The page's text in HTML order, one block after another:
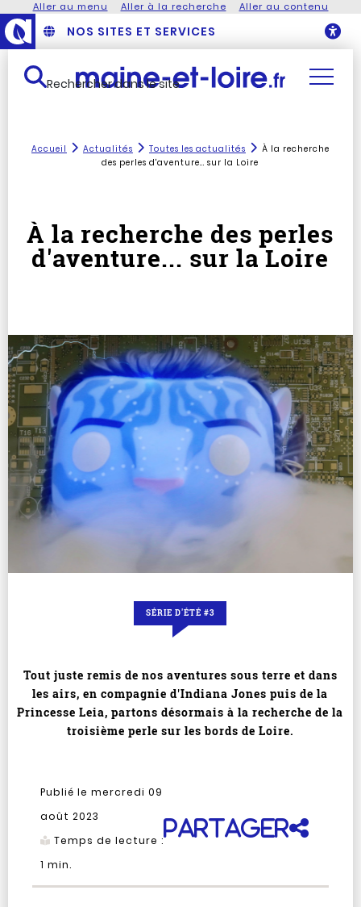
Aller au menu Aller à la recherche Aller au contenu
NOS SITES ET SERVICES
Rechercher dans le site
Accueil Actualités Toutes les actualités
À la recherche
des perles d'aventure... sur la Loire
À la recherche des perles
d'aventure... sur la Loire
SÉRIE D'ÉTÉ #3
Tout juste remis de nos aventures sous terre et dans
les airs, en compagnie d'Indiana Jones puis de la
Princesse Leia, partons désormais à la recherche de la
troisième perle sur les bords de Loire.
Publié le mercredi 09
août 2023
Temps de lecture :
1 min.
Partager